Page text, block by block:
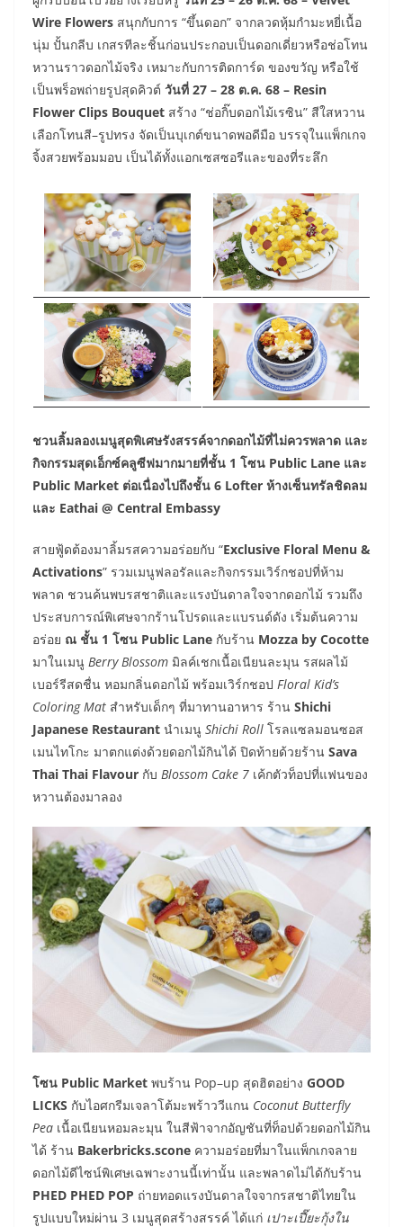
Wire Flowers สนุกกับการ “ขึ้นดอก” จากลวดหุ้มกำมะหยี่เนื้อ
นุ่ม ปั้นกลีบ เกสรทีละชิ้นก่อนประกอบเป็นดอกเดี่ยวหรือช่อโทน
หวานราวดอกไม้จริง เหมาะกับการติดการ์ด ของขวัญ หรือใช้
เป็นพร็อพถ่ายรูปสุดคิวต์ วันที่ 27 – 28 ต.ค. 68 – Resin
Flower Clips Bouquet สร้าง “ช่อกิ๊บดอกไม้เรซิน” สีใสหวาน
เลือกโทนสี–รูปทรง จัดเป็นบุเกต์ขนาดพอดีมือ บรรจุในแพ็กเกจ
จิ้งสวยพร้อมมอบ เป็นได้ทั้งแอกเซสซอรีและของที่ระลึก
ชวนลิ้มลองเมนูสุดพิเศษรังสรรค์จากดอกไม้ที่ไม่ควรพลาด และ
กิจกรรมสุดเอ็กซ์คลูซีฟมากมายที่ชั้น 1 โซน Public Lane และ
Public Market ต่อเนื่องไปถึงชั้น 6 Lofter ห้างเซ็นทรัลชิดลม
และ Eathai @ Central Embassy
สายฟู้ดต้องมาลิ้มรสความอร่อยกับ “Exclusive Floral Menu &
Activations” รวมเมนูฟลอรัลและกิจกรรมเวิร์กชอปที่ห้าม
พลาด ชวนค้นพบรสชาติและแรงบันดาลใจจากดอกไม้ รวมถึง
ประสบการณ์พิเศษจากร้านโปรดและแบรนด์ดัง เริ่มต้นความ
อร่อย ณ ชั้น 1 โซน Public Lane กับร้าน Mozza by Cocotte
มาในเมนู Berry Blossom มิลค์เชกเนื้อเนียนละมุน รสผลไม้
เบอร์รีสดชื่น หอมกลิ่นดอกไม้ พร้อมเวิร์กชอป Floral Kid’s
Coloring Mat สำหรับเด็กๆ ที่มาทานอาหาร ร้าน Shichi
Japanese Restaurant นำเมนู Shichi Roll โรลแซลมอนซอส
เมนไทโกะ มาตกแต่งด้วยดอกไม้กินได้ ปิดท้ายด้วยร้าน Sava
Thai Thai Flavour กับ Blossom Cake 7 เค้กตัวท็อปที่แฟนของ
หวานต้องมาลอง
โซน Public Market พบร้าน Pop–up สุดฮิตอย่าง GOOD
LICKS กับไอศกรีมเจลาโต้มะพร้าววีแกน Coconut Butterfly
Pea เนื้อเนียนหอมละมุน ในสีฟ้าจากอัญชันที่ท็อปด้วยดอกไม้กิน
ได้ ร้าน Bakerbricks.scone ความอร่อยที่มาในแพ็กเกจลาย
ดอกไม้ดีไซน์พิเศษเฉพาะงานนี้เท่านั้น และพลาดไม่ได้กับร้าน
PHED PHED POP ถ่ายทอดแรงบันดาลใจจากรสชาติไทยใน
รูปแบบใหม่ผ่าน 3 เมนูสุดสร้างสรรค์ ได้แก่ เปาะเปี๊ยะกุ้งใน